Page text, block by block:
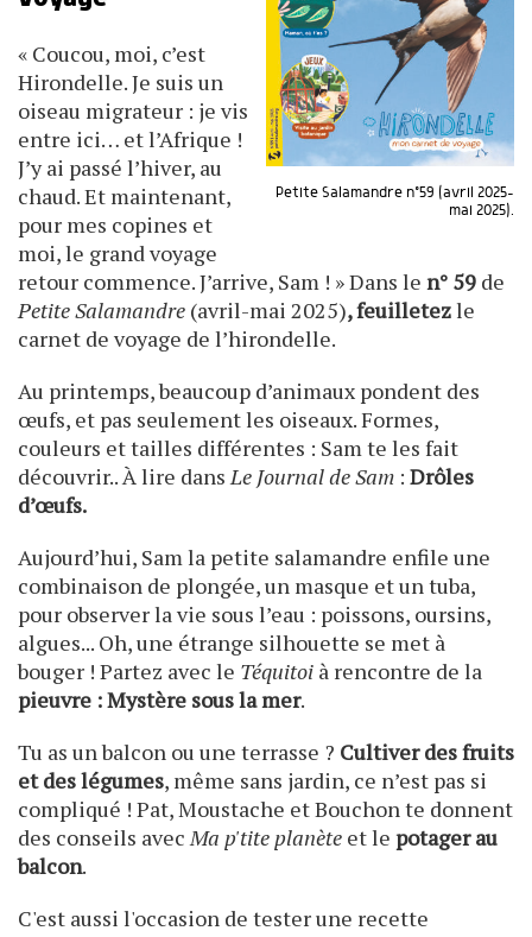
Petite Salamandre n°59 (avril 2025-
mai 2025).
« Coucou, moi, c’est
Hirondelle. Je suis un
oiseau migrateur : je vis
entre ici… et l’Afrique !
J’y ai passé l’hiver, au
chaud. Et maintenant,
pour mes copines et
moi, le grand voyage
retour commence. J’arrive, Sam ! » Dans le n° 59 de
Petite Salamandre (avril-mai 2025), feuilletezle
carnet de voyage de l’hirondelle.
Au printemps, beaucoup d’animaux pondent des
œufs, et pas seulement les oiseaux. Formes,
couleurs et tailles différentes : Sam te les fait
découvrir.. À lire dansLe Journal de Sam : Drôles
d’œufs.
Aujourd’hui, Sam la petite salamandre enfile une
combinaison de plongée, un masque et un tuba,
pour observer la vie sous l’eau : poissons, oursins,
algues... Oh, une étrange silhouette se met à
bouger ! Partez avec le Téquitoi à rencontre de la
pieuvre : Mystère sous la mer.
Tu as un balcon ou une terrasse ? Cultiver des fruits
et des légumes, même sans jardin, ce n’est pas si
compliqué ! Pat, Moustache et Bouchon te donnent
des conseils avecMa p'tite planète et le potager au
balcon.
C'est aussi l'occasion de tester une recette